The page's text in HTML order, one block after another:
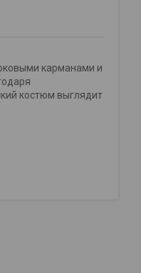
карманами и
костюм выглядит